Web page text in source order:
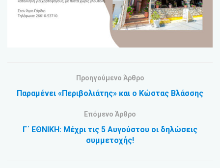
Προηγούμενο Άρθρο
Παραμένει «Περιβολιάτης» και ο Κώστας Βλάσσης
Επόμενο Άρθρο
Γ΄ ΕΘΝΙΚΗ: Μέχρι τις 5 Αυγούστου οι δηλώσεις
συμμετοχής!